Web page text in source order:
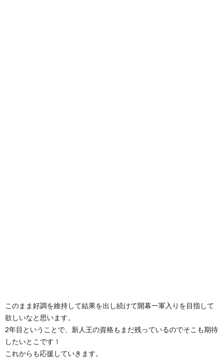
このまま好調を維持して結果を出し続けて開幕一軍入りを目指して
欲しいなと思います。
2年目ということで、新人王の資格もまだ残っているのでそこも期待
したいとこです！
これからも応援していきます。